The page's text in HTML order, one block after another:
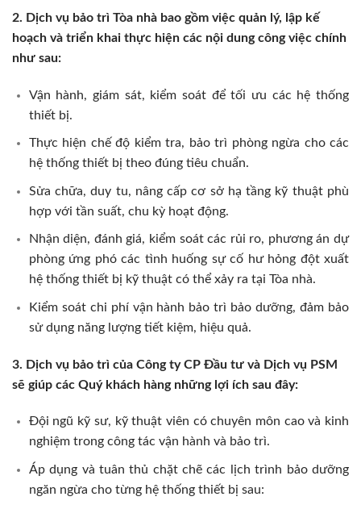
2. Dịch vụ bảo trì Tòa nhà bao gồm việc quản lý, lập kế
hoạch và triển khai thực hiện các nội dung công việc chính
như sau:
Vận hành, giám sát, kiểm soát để tối ưu các hệ thống
thiết bị.
Thực hiện chế độ kiểm tra, bảo trì phòng ngừa cho các
hệ thống thiết bị theo đúng tiêu chuẩn.
Sửa chữa, duy tu, nâng cấp cơ sở hạ tầng kỹ thuật phù
hợp với tần suất, chu kỳ hoạt động.
Nhận diện, đánh giá, kiểm soát các rủi ro, phương án dự
phòng ứng phó các tình huống sự cố hư hỏng đột xuất
hệ thống thiết bị kỹ thuật có thể xảy ra tại Tòa nhà.
Kiểm soát chi phí vận hành bảo trì bảo dưỡng, đảm bảo
sử dụng năng lượng tiết kiệm, hiệu quả.
3. Dịch vụ bảo trì của Công ty CP Đầu tư và Dịch vụ PSM
sẽ giúp các Quý khách hàng những lợi ích sau đây:
Đội ngũ kỹ sư, kỹ thuật viên có chuyên môn cao và kinh
nghiệm trong công tác vận hành và bảo trì.
Áp dụng và tuân thủ chặt chẽ các lịch trình bảo dưỡng
ngăn ngừa cho từng hệ thống thiết bị sau: